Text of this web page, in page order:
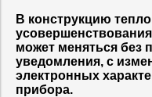
В конструкцию
может меняться без
уведомления, с
электронных
прибора.